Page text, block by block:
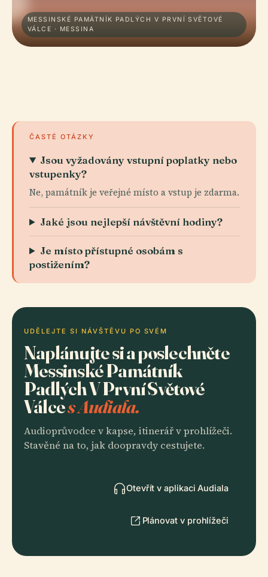
MESSINSKÉ PAMÁTNÍK PADLÝCH V PRVNÍ SVĚTOVÉ
VÁLCE · MESSINA
ČASTÉ OTÁZKY
Jsou vyžadovány vstupní poplatky nebo
vstupenky?
Ne, památník je veřejné místo a vstup je zdarma.
Jaké jsou nejlepší návštěvní hodiny?
Je místo přístupné osobám s
postižením?
UDĚLEJTE SI NÁVŠTĚVU PO SVÉM
Naplánujte si a poslechněte
Messinské Památník
Padlých V První Světové
Válces Audiala.
Audioprůvodce v kapse, itinerář v prohlížeči.
Stavěné na to, jak doopravdy cestujete.
Otevřít v aplikaci Audiala
Plánovat v prohlížeči